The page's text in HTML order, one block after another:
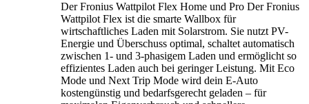
Der Fronius Wattpilot Flex Home und Pro Der Fronius
Wattpilot Flex ist die smarte Wallbox für
wirtschaftliches Laden mit Solarstrom. Sie nutzt PV-
Energie und Überschuss optimal, schaltet automatisch
zwischen 1- und 3-phasigem Laden und ermöglicht so
effizientes Laden auch bei geringer Leistung. Mit Eco
Mode und Next Trip Mode wird dein E-Auto
kostengünstig und bedarfsgerecht geladen – für